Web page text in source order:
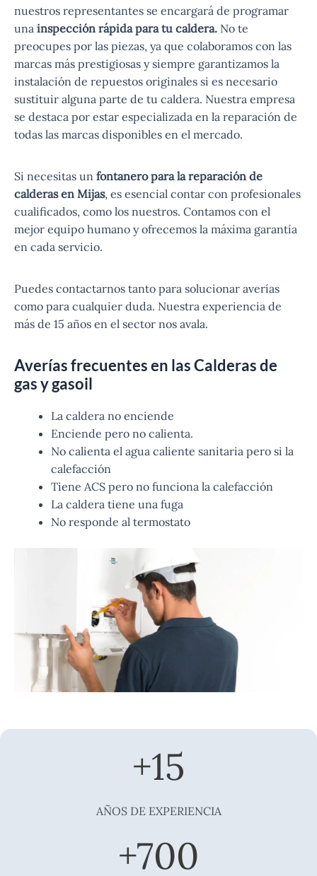
nuestros representantes se encargará de programar
una inspección rápida para tu caldera. No te
preocupes por las piezas, ya que colaboramos con las
marcas más prestigiosas y siempre garantizamos la
instalación de repuestos originales si es necesario
sustituir alguna parte de tu caldera. Nuestra empresa
se destaca por estar especializada en la reparación de
todas las marcas disponibles en el mercado.
Si necesitas un fontanero para la reparación de
calderas en Mijas, es esencial contar con profesionales
cualificados, como los nuestros. Contamos con el
mejor equipo humano y ofrecemos la máxima garantía
en cada servicio.
Puedes contactarnos tanto para solucionar averías
como para cualquier duda. Nuestra experiencia de
más de 15 años en el sector nos avala.
Averías frecuentes en las Calderas de
gas y gasoil
La caldera no enciende
Enciende pero no calienta.
No calienta el agua caliente sanitaria pero si la
calefacción
Tiene ACS pero no funciona la calefacción
La caldera tiene una fuga
No responde al termostato
+15
AÑOS DE EXPERIENCIA
+700